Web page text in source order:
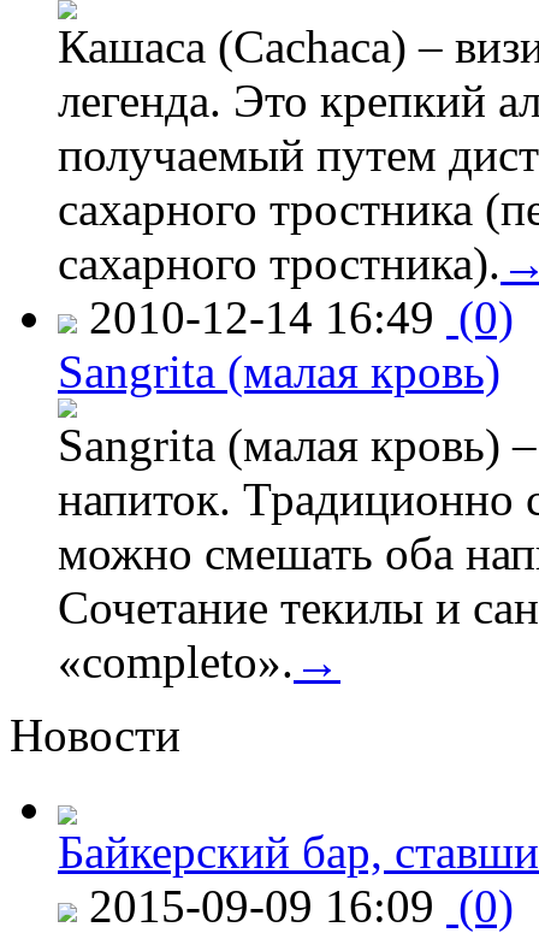
Кашаса (Cachaca) –
легенда. Это крепкий
получаемый путем
сахарного тростника
сахарного тростника).
2010-12-14 16:49 (0)
Sangrita (малая кровь)
Sangrita (малая кровь)
напиток. Традиционно
можно смешать оба
Сочетание текилы и
«completo». →
Новости
Байкерский бар,
2015-09-09 16:09 (0)